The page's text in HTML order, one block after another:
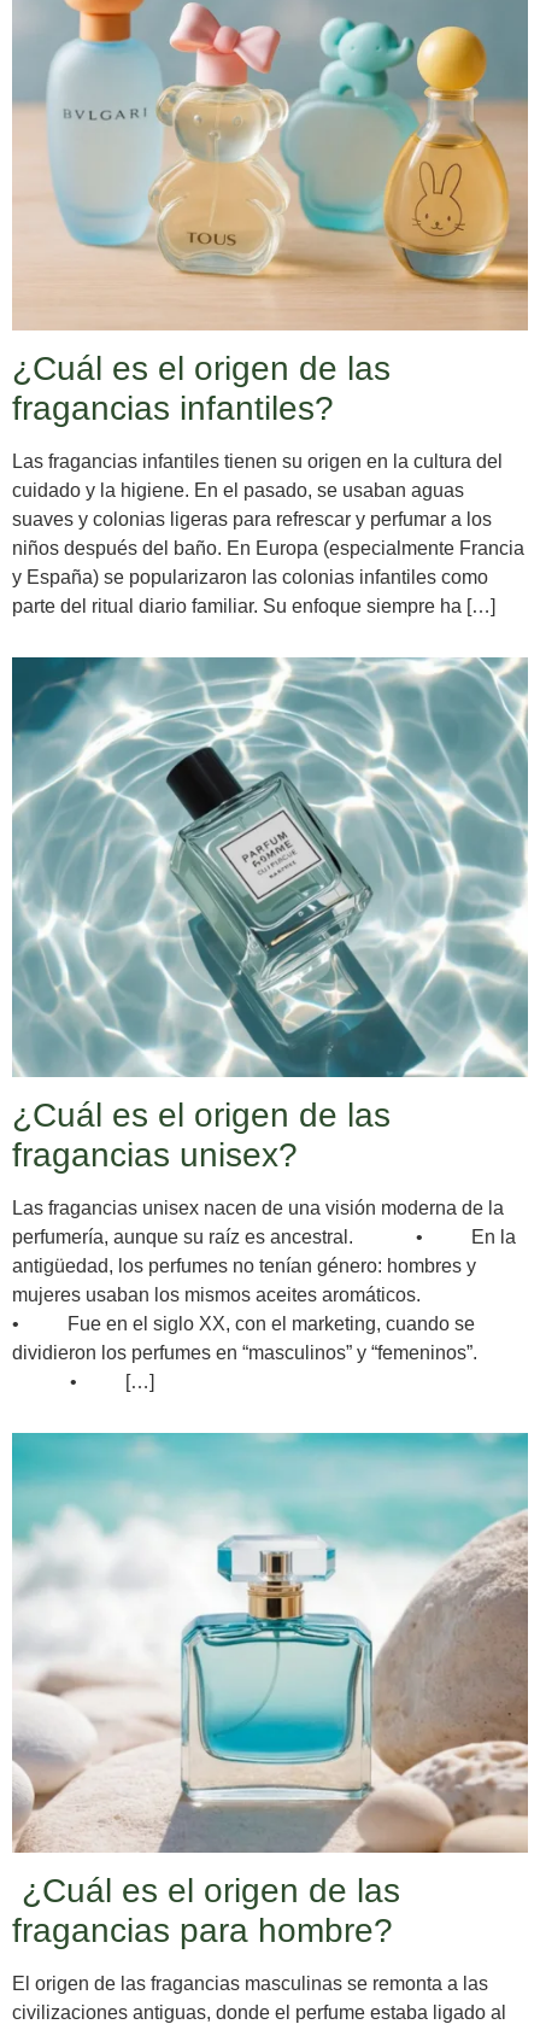
¿Cuál es el origen de las
fragancias infantiles?
Las fragancias infantiles tienen su origen en la cultura del
cuidado y la higiene. En el pasado, se usaban aguas
suaves y colonias ligeras para refrescar y perfumar a los
niños después del baño. En Europa (especialmente Francia
y España) se popularizaron las colonias infantiles como
parte del ritual diario familiar. Su enfoque siempre ha […]
¿Cuál es el origen de las
fragancias unisex?
Las fragancias unisex nacen de una visión moderna de la
perfumería, aunque su raíz es ancestral. • En la
antigüedad, los perfumes no tenían género: hombres y
mujeres usaban los mismos aceites aromáticos.
• Fue en el siglo XX, con el marketing, cuando se
dividieron los perfumes en “masculinos” y “femeninos”.
• […]
¿Cuál es el origen de las
fragancias para hombre?
El origen de las fragancias masculinas se remonta a las
civilizaciones antiguas, donde el perfume estaba ligado al